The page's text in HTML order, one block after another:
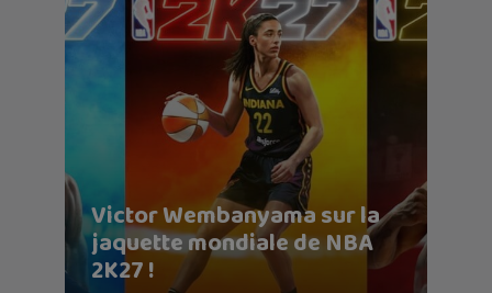
Victor Wembanyama sur la
jaquette mondiale de NBA
2K27 !